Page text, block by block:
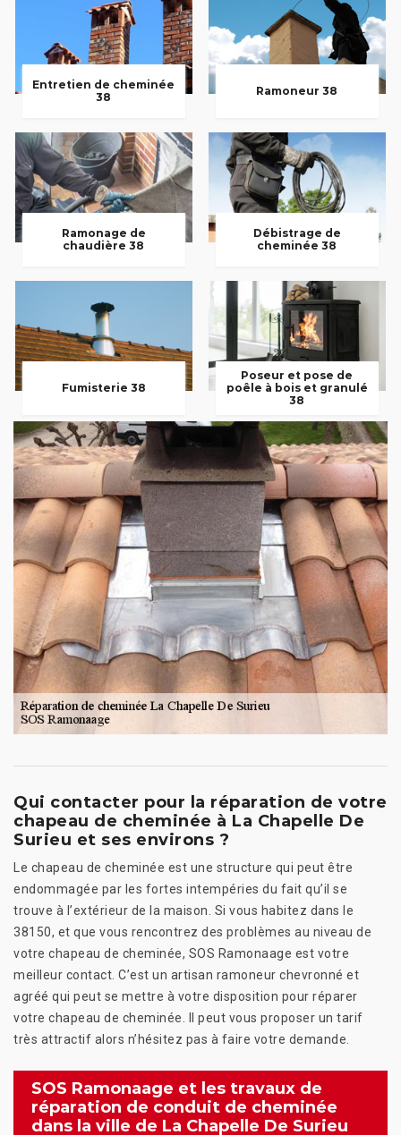
Entretien de cheminée
38
Ramoneur 38
Ramonage de
chaudière 38
Débistrage de
cheminée 38
Fumisterie 38
Poseur et pose de
poêle à bois et granulé
38
Qui contacter pour la réparation de votre
chapeau de cheminée à La Chapelle De
Surieu et ses environs ?
Le chapeau de cheminée est une structure qui peut être
endommagée par les fortes intempéries du fait qu’il se
trouve à l’extérieur de la maison. Si vous habitez dans le
38150, et que vous rencontrez des problèmes au niveau de
votre chapeau de cheminée, SOS Ramonaage est votre
meilleur contact. C’est un artisan ramoneur chevronné et
agréé qui peut se mettre à votre disposition pour réparer
votre chapeau de cheminée. Il peut vous proposer un tarif
très attractif alors n’hésitez pas à faire votre demande.
SOS Ramonaage et les travaux de
réparation de conduit de cheminée
dans la ville de La Chapelle De Surieu